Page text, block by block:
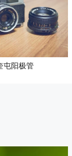
屯阳极管